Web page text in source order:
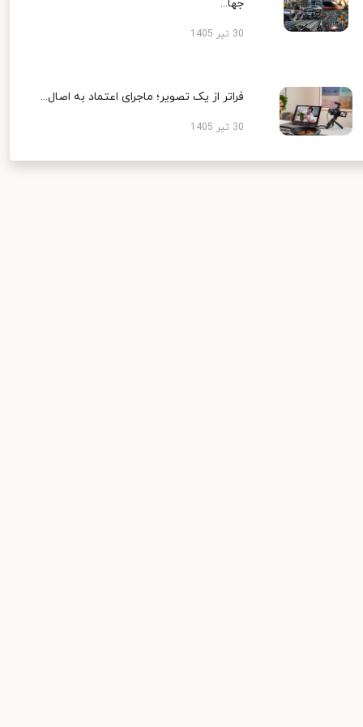
جها...
30 تیر 1405
فراتر از یک تصویر؛ ماجرای اعتماد به اصال...
30 تیر 1405